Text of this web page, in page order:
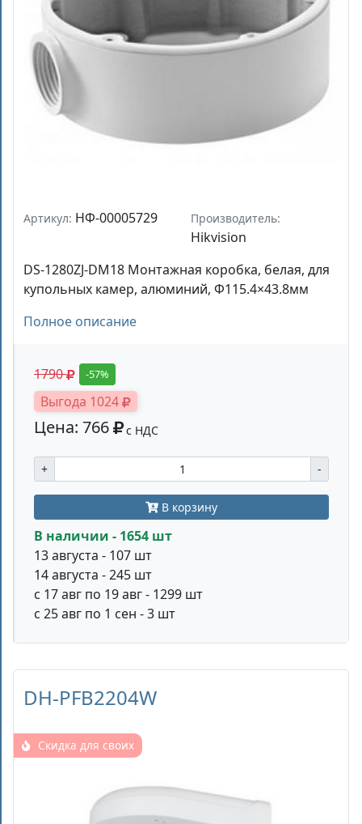
Артикул: НФ-00005729 Производитель:
Hikvision
DS-1280ZJ-DM18 Монтажная коробка, белая, для
купольных камер, алюминий, Φ115.4×43.8мм
Полное описание
1790 -57%
Выгода 1024
Цена: 766 с НДС
+ -
В корзину
В наличии - 1654 шт
13 августа - 107 шт
14 августа - 245 шт
с 17 авг по 19 авг - 1299 шт
с 25 авг по 1 сен - 3 шт
DH-PFB2204W
Скидка для своих